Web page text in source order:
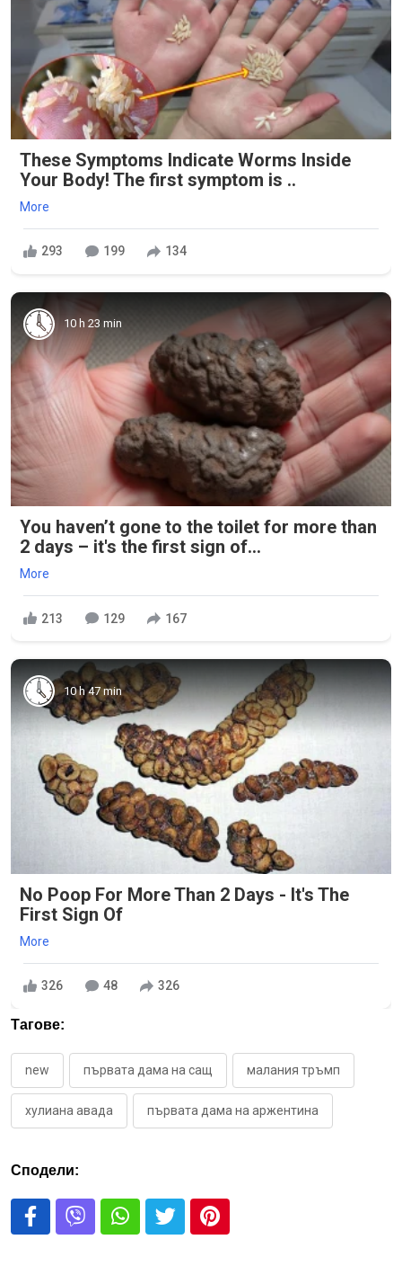
These Symptoms Indicate Worms Inside
Your Body! The first symptom is ..
More
293 199 134
10 h 23 min
You haven’t gone to the toilet for more than
2 days – it's the first sign of...
More
213 129 167
10 h 47 min
No Poop For More Than 2 Days - It's The
First Sign Of
More
326 48 326
Тагове:
new първата дама на сащ малания тръмп
хулиана авада първата дама на аржентина
Сподели: